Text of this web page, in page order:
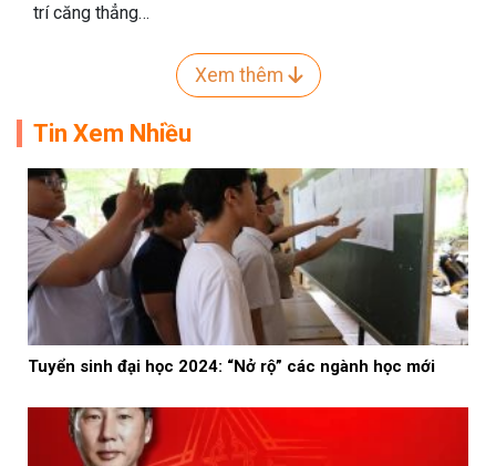
trí căng thẳng…
Xem thêm
Tin Xem Nhiều
Tuyển sinh đại học 2024: “Nở rộ” các ngành học mới